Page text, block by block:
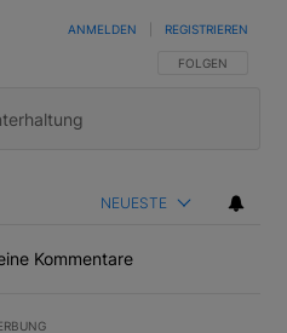
FOLGE DIESER
FOLGEN
ANMELDEN REGISTRIEREN
NEUESTE
Kommentare